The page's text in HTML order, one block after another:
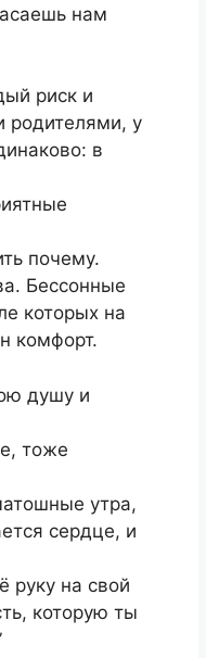
нам
риск и
родителями, у
в
почему.
Бессонные
которых на
комфорт.
душу и
тоже
утра,
сердце, и
руку на свой
которую ты